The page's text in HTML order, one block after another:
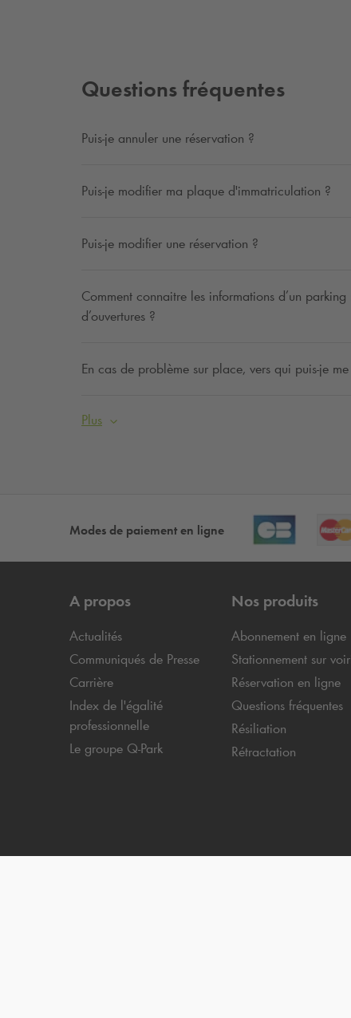
Questions fréquentes
Puis-je annuler une réservation ?
Puis-je modifier ma plaque d'immatriculation ?
Puis-je modifier une réservation ?
Comment connaitre les informations d’un
d’ouvertures ?
En cas de problème sur place, vers qui puis-je
Plus
Modes de paiement en ligne
A propos
Actualités
Communiqués de Presse
Carrière
Index de l'égalité
professionnelle
Le groupe Q-Park
Nos produits
Abonnement en ligne
Stationnement sur
Réservation en ligne
Questions fréquentes
Résiliation
Rétractation